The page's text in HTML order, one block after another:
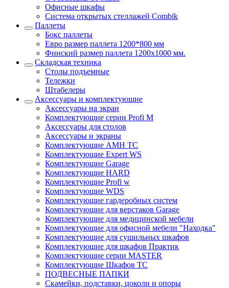
Офисные шкафы
Система открытых стеллажей Combik
Паллеты
Бокс паллеты
Евро размер паллета 1200*800 мм
Финский размер паллета 1200х1000 мм.
Складская техника
Столы подъемные
Тележки
Штабелеры
Аксессуары и комплектующие
Аксессуары на экран
Комплектующие серии Profi M
Аксессуары для столов
Аксессуары и экраны
Комплектующие AMH TC
Комплектующие Expert WS
Комплектующие Garage
Комплектующие HARD
Комплектующие Profi w
Комплектующие WDS
Комплектующие гардеробных систем
Комплектующие для верстаков Garage
Комплектующие для медицинской мебели
Комплектующие для офисной мебели "Находка"
Комплектующие для сушильных шкафов
Комплектующие для шкафов Практик
Комплектующие серии MASTER
Комплектующие Шкафов ТС
ПОДВЕСНЫЕ ПАПКИ
Скамейки, подставки, цоколи и опоры